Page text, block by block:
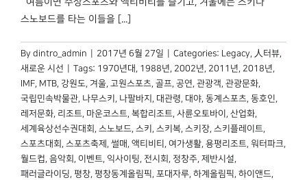
여름이면 수상스포츠와 액티비티를 즐기고, 겨울에는 스키나
스노보드를 타는 이들을 [...]
By dintro_admin 2017년 6월 27일 Categories: Legacy, 人터뷰,
새로운 시선
Tags: 1970년대 , 1988년, 2002년, 2011년, 2018년,
IMF, MTB, 강원도, 겨울, 고원스포츠, 골프, 공연, 관광객, 관광문화,
국립민속박물관, 나무스키 , 나팔바지 , 대관령, 대야, 동계스포츠, 동호인,
레저문화, 리조트, 마운코스트, 복합리조트, 사륜오토바이 , 산업화,
세계육상선수권대회 , 스노보드, 스키 , 스키복, 스키장, 스키플레이트,
스포츠대회 , 스포츠축제 , 썰매 , 액티비티 , 여가생활, 용평리조트, 워터파크,
월드컵, 음악회 , 이벤트, 익사이팅, 전시회 , 정창주, 제반시설,
패러글라이딩, 평창, 평창동계올림픽, 포대자루, 하계올림픽, 하이앤드,